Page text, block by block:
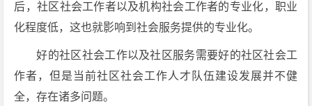
后，社区社会工作者以及机构社会工作者的专业化，职业
化程度低，这也就影响到社会服务提供的专业化。
好的社区社会工作以及社区服务需要好的社区社会工
作者，但是当前社区社会工作人才队伍建设发展并不健
全，存在诸多问题。